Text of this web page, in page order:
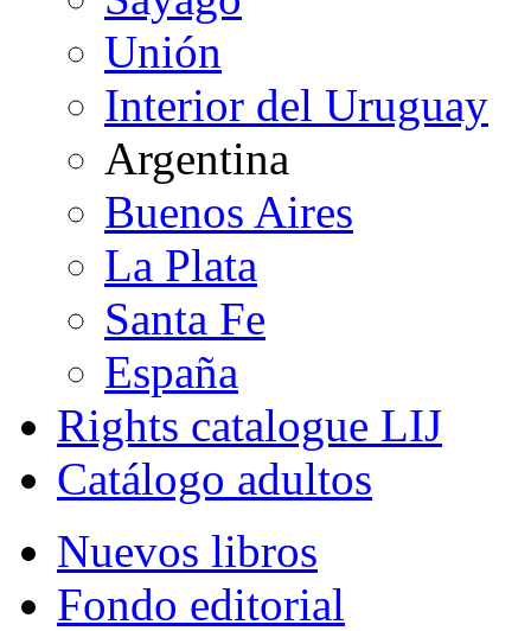
Unión
Interior del Uruguay
Argentina
Buenos Aires
La Plata
Santa Fe
España
Rights catalogue LIJ
Catálogo adultos
Nuevos libros
Fondo editorial